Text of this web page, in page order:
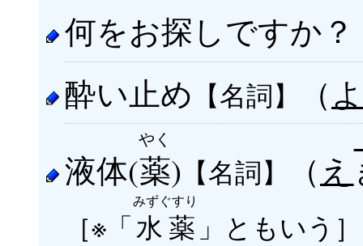
何をお探しですか？
酔い止め 【名詞】 （
液体(薬
やく
) 【名詞】 （ え
［※「水薬
みずぐすり
」ともいう］